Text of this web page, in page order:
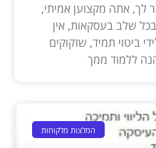
לך, אתה מקצוען אמיתי,
שלב בעסקאות, אין
ביטוי תמיד, שזקוקים
ללמוד ממך
המלצות מלקוחות